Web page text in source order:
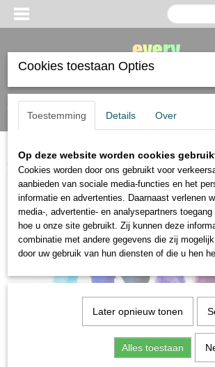
Inloggen Registreren
Home>verf>aquarelverf>Winsor Newton
Granulating set 6 tubes aquarelverf van 5 ml
Cookies toestaan Opties
Toestemming Details Over
Op deze website worden cookies
Cookies worden door ons gebruikt voor
aanbieden van sociale media-functies en het
informatie en advertenties. Daarnaast verlenen
media-, advertentie- en analysepartners
hoe u onze site gebruikt. Zij kunnen deze
combinatie met andere gegevens die zij
door uw gebruik van hun diensten of die u hen
Later opnieuw tonen
Alles toestaan